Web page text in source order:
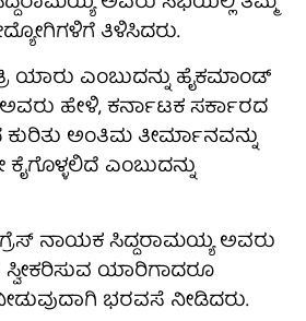
ತಿಳಿಸಿದರು.
ಯಾರು ಎಂಬುದನ್ನು ಹೈಕಮಾಂಡ್
ಹೇಳಿ, ಕರ್ನಾಟಕ ಸರ್ಕಾರದ
ಅಂತಿಮ ತೀರ್ಮಾನವನ್ನು
ಎಂಬುದನ್ನು
ನಾಯಕ ಸಿದ್ದರಾಮಯ್ಯ ಅವರು
ಯಾರಿಗಾದರೂ
ಭರವಸೆ ನೀಡಿದರು.